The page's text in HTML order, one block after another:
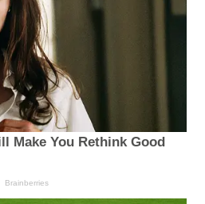
Make You Rethink Good
Brainberries